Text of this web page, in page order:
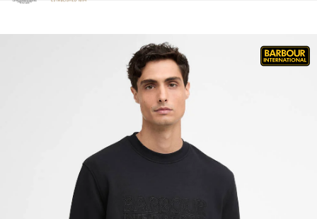
Clicca per visualizzare la nostra Dichiarazione di Accessibilità